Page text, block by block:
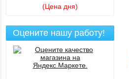
(Цена дня)
Оцените нашу работу!